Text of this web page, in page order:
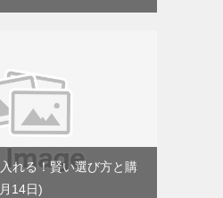
れる！賢い選び方と購
14日